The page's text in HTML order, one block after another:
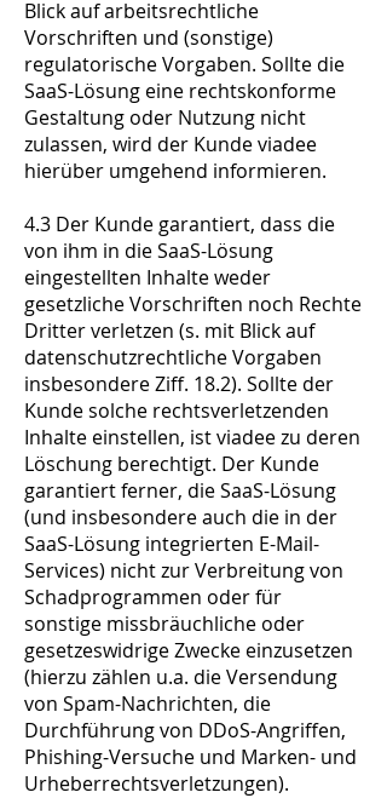
Blick auf arbeitsrechtliche
Vorschriften und (sonstige)
regulatorische Vorgaben. Sollte die
SaaS-Lösung eine rechtskonforme
Gestaltung oder Nutzung nicht
zulassen, wird der Kunde viadee
hierüber umgehend informieren.
4.3 Der Kunde garantiert, dass die
von ihm in die SaaS-Lösung
eingestellten Inhalte weder
gesetzliche Vorschriften noch Rechte
Dritter verletzen (s. mit Blick auf
datenschutzrechtliche Vorgaben
insbesondere Ziff. 18.2). Sollte der
Kunde solche rechtsverletzenden
Inhalte einstellen, ist viadee zu deren
Löschung berechtigt. Der Kunde
garantiert ferner, die SaaS-Lösung
(und insbesondere auch die in der
SaaS-Lösung integrierten E-Mail-
Services) nicht zur Verbreitung von
Schadprogrammen oder für
sonstige missbräuchliche oder
gesetzeswidrige Zwecke einzusetzen
(hierzu zählen u.a. die Versendung
von Spam-Nachrichten, die
Durchführung von DDoS-Angriffen,
Phishing-Versuche und Marken- und
Urheberrechtsverletzungen).